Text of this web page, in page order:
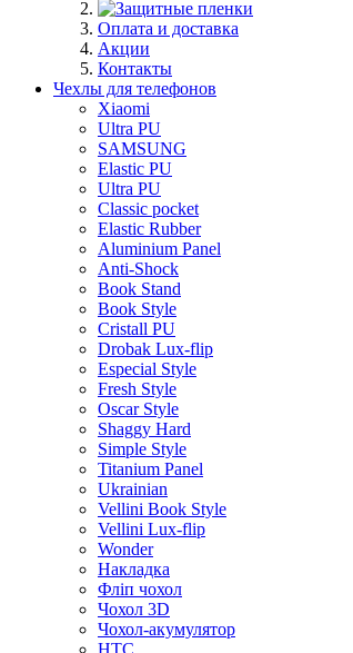
Оплата и доставка
Акции
Контакты
Чехлы для телефонов
Xiaomi
Ultra PU
SAMSUNG
Elastic PU
Ultra PU
Classic pocket
Elastic Rubber
Aluminium Panel
Anti-Shock
Book Stand
Book Style
Cristall PU
Drobak Lux-flip
Especial Style
Fresh Style
Oscar Style
Shaggy Hard
Simple Style
Titanium Panel
Ukrainian
Vellini Book Style
Vellini Lux-flip
Wonder
Накладка
Фліп чохол
Чохол 3D
Чохол-акумулятор